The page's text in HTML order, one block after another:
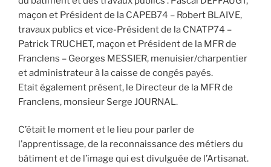
maçon et Président de la CAPEB74 – Robert BLAIVE,
travaux publics et vice-Président de la CNATP74 –
Patrick TRUCHET, maçon et Président de la MFR de
Franclens – Georges MESSIER, menuisier/charpentier
et administrateur à la caisse de congés payés.
Etait également présent, le Directeur de la MFR de
Franclens, monsieur Serge JOURNAL.
C’était le moment et le lieu pour parler de
l’apprentissage, de la reconnaissance des métiers du
bâtiment et de l’image qui est divulguée de l’Artisanat.